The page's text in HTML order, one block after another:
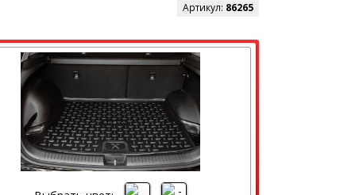
Артикул: 86265